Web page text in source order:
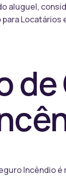
aluguel,
Incêndio